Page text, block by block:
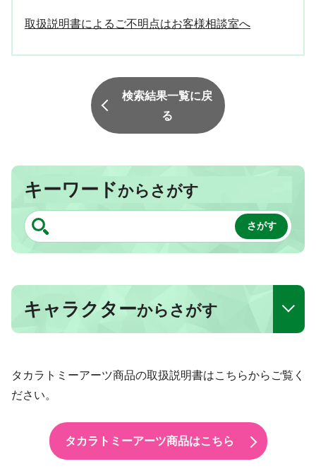
取扱説明書によるご不明点はお客様相談室へ
検索結果一覧に戻
る
キーワードからさがす
キャラクターからさがす
タカラトミーアーツ商品の取扱説明書はこちらからご覧く
ださい。
タカラトミーアーツ商品はこちら